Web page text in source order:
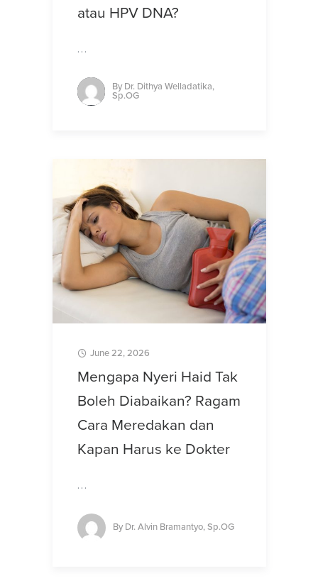
atau HPV DNA?
…
ByDr. Dithya Welladatika,
Sp.OG
June 22, 2026
Mengapa Nyeri Haid Tak
Boleh Diabaikan? Ragam
Cara Meredakan dan
Kapan Harus ke Dokter
…
ByDr. Alvin Bramantyo, Sp.OG